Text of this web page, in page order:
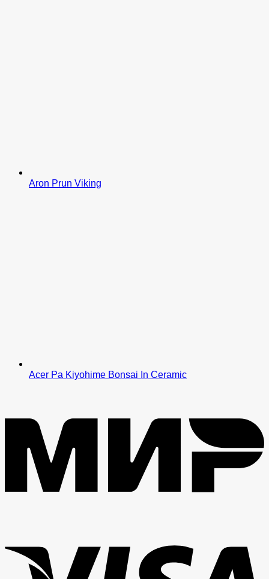
Aron Prun Viking
Acer Pa Kiyohime Bonsai In Ceramic